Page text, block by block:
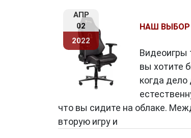
АПР
02
2022
НАШ ВЫБОР
Видеоигры
вы хотите
когда
что вы сидите на облаке.
вторую игру и